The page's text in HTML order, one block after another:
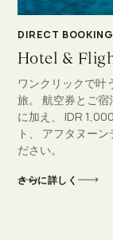
DIRECT
Hotel &
ワンクリックで叶
旅。 航空券とご
に加え、 IDR
ト、 アフタヌー
ださい。
さらに詳しく